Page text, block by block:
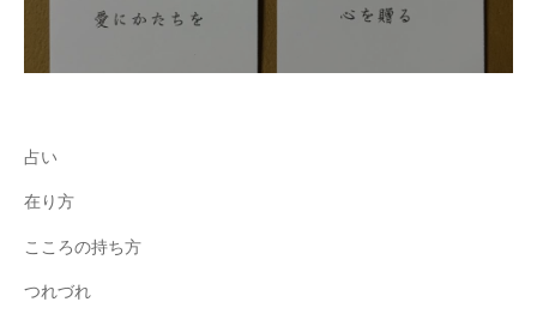
占い
在り方
こころの持ち方
つれづれ